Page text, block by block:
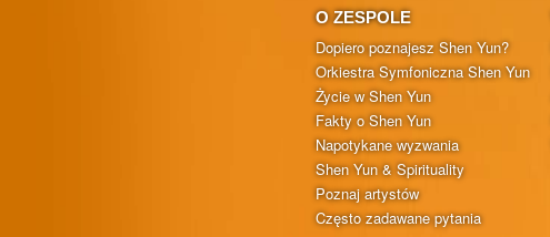
O ZESPOLE
Dopiero poznajesz Shen Yun?
Orkiestra Symfoniczna Shen Yun
Życie w Shen Yun
Fakty o Shen Yun
Napotykane wyzwania
Shen Yun & Spirituality
Poznaj artystów
Często zadawane pytania